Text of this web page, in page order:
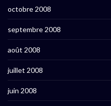
octobre 2008
septembre 2008
août 2008
juillet 2008
juin 2008